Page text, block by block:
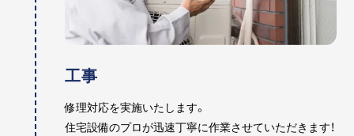
工事
修理対応を実施いたします。
住宅設備のプロが迅速丁寧に作業させていただきます！